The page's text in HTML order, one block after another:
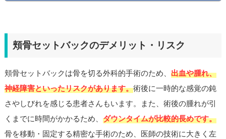
頬骨セットバックのデメリット・リスク
頬骨セットバックは骨を切る外科的手術のため、 出血や腫れ、
神経障害といったリスクがあります。術後に一時的な感覚の鈍
さやしびれを感じる患者さんもいます。また、術後の腫れが引
くまでに時間がかかるため、 ダウンタイムが比較的長めです。
骨を移動・固定する精密な手術のため、医師の技術に大きく左